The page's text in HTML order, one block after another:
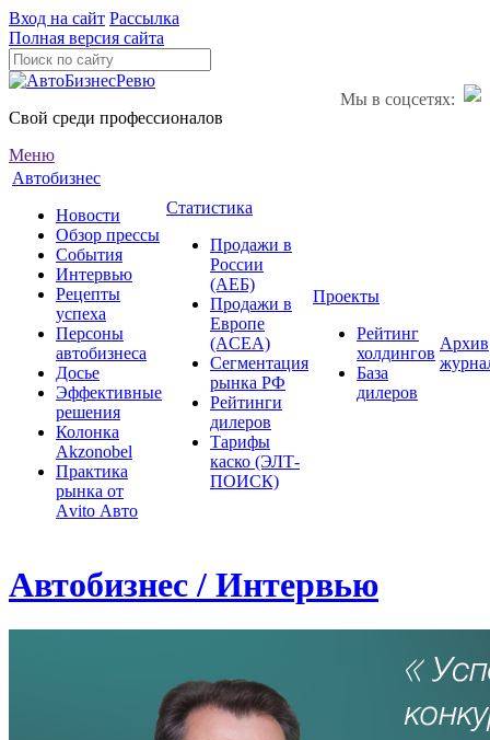
Вход на сайт Рассылка
Полная версия сайта
Мы в соцсетях:
Свой среди профессионалов
Меню
Автобизнес
Новости
Обзор прессы
События
Интервью
Рецепты
успеха
Персоны
автобизнеса
Досье
Эффективные
решения
Колонка
Akzonobel
Практика
рынка от
Аvito Авто
Статистика
Продажи в
России
(АЕБ)
Продажи в
Европе
(ACEA)
Сегментация
рынка РФ
Рейтинги
дилеров
Тарифы
каско (ЭЛТ-
ПОИСК)
Проекты
Рейтинг
холдингов
База
дилеров
Архив
Автобизнес / Интервью